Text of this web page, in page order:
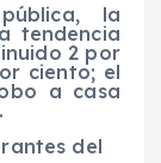
la
tendencia
2 por
ciento; el
a casa
del